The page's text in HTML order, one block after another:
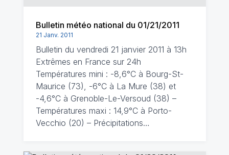
Bulletin météo national du 01/21/2011
21 Janv. 2011
Bulletin du vendredi 21 janvier 2011 à 13h
Extrêmes en France sur 24h
Températures mini : -8,6°C à Bourg-St-
Maurice (73), -6°C à La Mure (38) et
-4,6°C à Grenoble-Le-Versoud (38) –
Températures maxi : 14,9°C à Porto-
Vecchio (20) – Précipitations…